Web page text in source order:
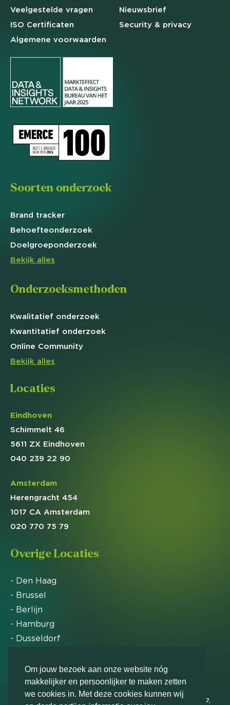
Om jouw bezoek aan onze website nóg
makkelijker en persoonlijker te maken zetten
we cookies in. Met deze cookies kunnen wij
Veelgestelde vragen
ISO Certificaten
Algemene voorwaarden
Nieuwsbrief
Security & privacy
Soorten onderzoek
Brand tracker
Behoefteonderzoek
Doelgroeponderzoek
Bekijk alles
Onderzoeksmethoden
Kwalitatief onderzoek
Kwantitatief onderzoek
Online Community
Bekijk alles
Locaties
Eindhoven
Schimmelt 46
5611 ZX Eindhoven
040 239 22 90
Amsterdam
Herengracht 454
1017 CA Amsterdam
020 770 75 79
Overige Locaties
- Den Haag
- Brussel
- Berlijn
- Hamburg
- Dusseldorf
Markteffect is door het Financieele Dagblad
uitgeroepen tot FD Gazelle in 2012, 2015, 2016, 2017,